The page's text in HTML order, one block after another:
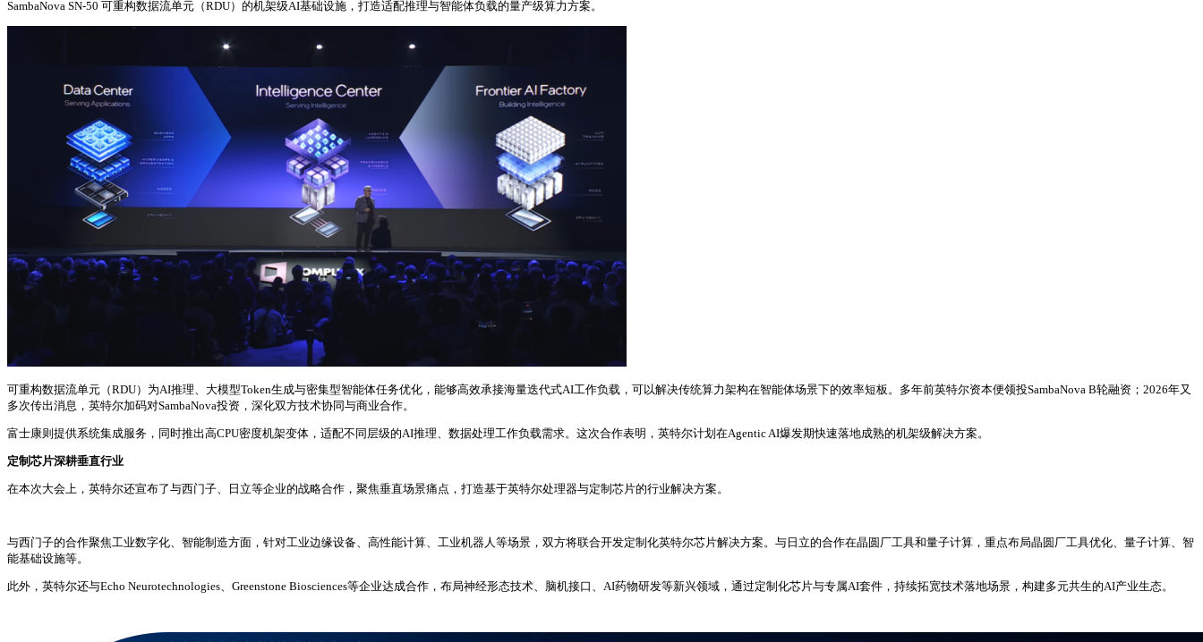
SambaNova SN-50 可重构数据流单元（RDU）的机架级AI基础设施，打造适配推理与智能体负载的量产级算力方案。
可重构数据流单元（RDU）为AI推理、大模型Token生成与密集型智能体任务优化，能够高效承接海量迭代式AI工作负载，可以解决传统算力架构在智能体场景下的效率短板。多年前英特尔资本便领投SambaNova B轮融资；2026年又
多次传出消息，英特尔加码对SambaNova投资，深化双方技术协同与商业合作。
富士康则提供系统集成服务，同时推出高CPU密度机架变体，适配不同层级的AI推理、数据处理工作负载需求。这次合作表明，英特尔计划在Agentic AI爆发期快速落地成熟的机架级解决方案。
定制芯片深耕垂直行业
在本次大会上，英特尔还宣布了与西门子、日立等企业的战略合作，聚焦垂直场景痛点，打造基于英特尔处理器与定制芯片的行业解决方案。
与西门子的合作聚焦工业数字化、智能制造方面，针对工业边缘设备、高性能计算、工业机器人等场景，双方将联合开发定制化英特尔芯片解决方案。与日立的合作在晶圆厂工具和量子计算，重点布局晶圆厂工具优化、量子计算、智
能基础设施等。
此外，英特尔还与Echo Neurotechnologies、Greenstone Biosciences等企业达成合作，布局神经形态技术、脑机接口、AI药物研发等新兴领域，通过定制化芯片与专属AI套件，持续拓宽技术落地场景，构建多元共生的AI产业生态。